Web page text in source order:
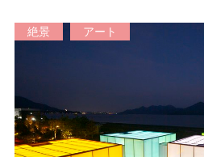
絶景 アート